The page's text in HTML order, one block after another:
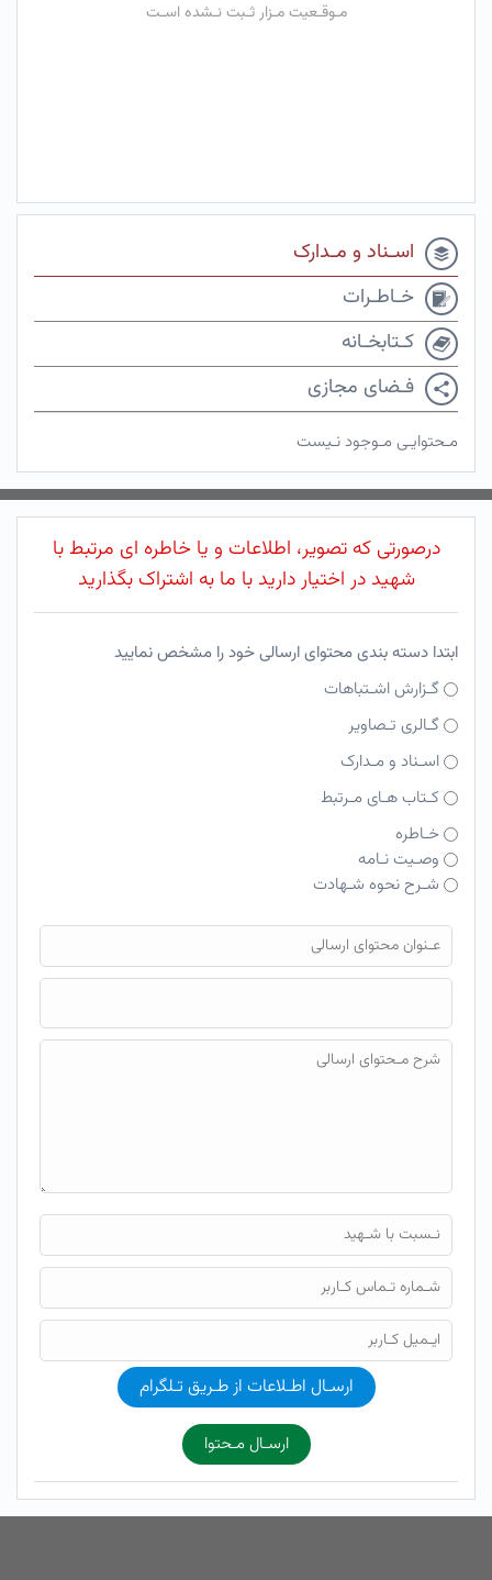
مـوقـعیت مـزار ثـبت نـشده اسـت
اسـناد و مـدارک
خـاطـرات
کـتابخـانه
فـضای مجازی
مـحتوایـی مـوجود نـیست
درصورتی که تصویر، اطلاعات و یا خاطره ای مرتبط با
شهید در اختیار دارید با ما به اشتراک بگذارید
ابتدا دسته بندی محتوای ارسالی خود را مشخص نمایید
گـزارش اشـتباهات
گـالری تـصاویر
اسـناد و مـدارک
کـتاب هـای مـرتبط
خـاطره
وصـیت نـامه
شـرح نحوه شـهادت
فایل محتوای ارسالی
ارسـال اطـلاعات از طـریق تـلگرام
ارسـال مـحتوا